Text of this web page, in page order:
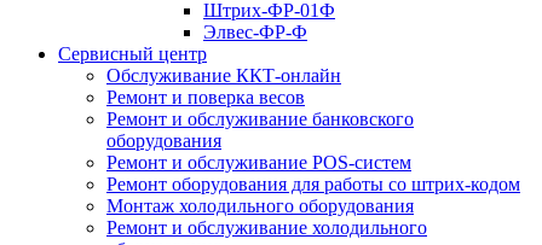
Штрих-ФР-01Ф
Элвес-ФР-Ф
Сервисный центр
Обслуживание ККТ-онлайн
Ремонт и поверка весов
Ремонт и обслуживание банковского
оборудования
Ремонт и обслуживание POS-систем
Ремонт оборудования для работы со штрих-кодом
Монтаж холодильного оборудования
Ремонт и обслуживание холодильного